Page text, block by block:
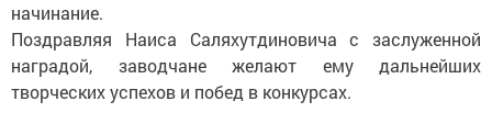
начинание.
Поздравляя Наиса Саляхутдиновича с заслуженной
наградой, заводчане желают ему дальнейших
творческих успехов и побед в конкурсах.